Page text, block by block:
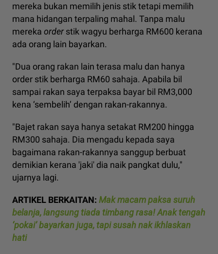
mereka bukan memilih jenis stik tetapi memilih
mana hidangan terpaling mahal. Tanpa malu
mereka orderstik wagyu berharga RM600 kerana
ada orang lain bayarkan.
"Dua orang rakan lain terasa malu dan hanya
order stik berharga RM60 sahaja. Apabila bil
sampai rakan saya terpaksa bayar bil RM3,000
kena ‘sembelih’ dengan rakan-rakannya.
"Bajet rakan saya hanya setakat RM200 hingga
RM300 sahaja. Dia mengadu kepada saya
bagaimana rakan-rakannya sanggup berbuat
demikian kerana 'jaki' dia naik pangkat dulu,"
ujarnya lagi.
ARTIKEL BERKAITAN: Mak macam paksa suruh
belanja, langsung tiada timbang rasa! Anak tengah
‘pokai’ bayarkan juga, tapi susah nak ikhlaskan
hati